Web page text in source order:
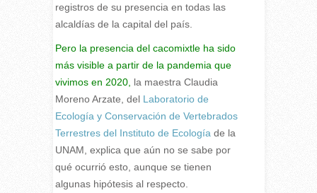
registros de su presencia en todas las
alcaldías de la capital del país.
Pero la presencia del cacomixtle ha sido
más visible a partir de la pandemia que
vivimos en 2020, la maestra Claudia
Moreno Arzate, del Laboratorio de
Ecología y Conservación de Vertebrados
Terrestres del Instituto de Ecología de la
UNAM, explica que aún no se sabe por
qué ocurrió esto, aunque se tienen
algunas hipótesis al respecto.